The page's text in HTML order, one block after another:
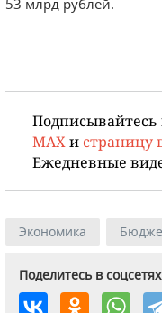
53 млрд рублей.
Подписывайтесь
MAX и страницу
Ежедневные
Экономика
Поделитесь в соцсетях